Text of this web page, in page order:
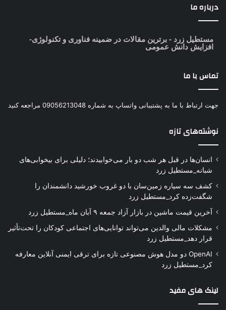
درباره ما
مستطیل زرد - برترین مقالات در ضمینه فناوری و تکنولوژی-
افزایش دانش عمومی
تماس با ما
جهت ارتباط با ما به پشتیبانی واتساپ به شماره 09056213048 مراجعه کنید
نوشته‌های تازه
انسان‌ها در قبل هر شب دو بار می‌خوابیدند؛ دلیلی برای بیخوابی‌های
شبانه_مستطیل زرد
کشف سه سیاره زمین‌سان با دو غروب خورشید دانشمندان را
شگفت‌زده کرد_مستطیل زرد
آخرین قیمت ماشین در بازار آزاد جمعه ۹ آبان ماه_مستطیل زرد
مشکلات مالی والدین می‌تواند توانایی‌های اجتماعی کودکان را تحت‌تأثیر
قرار دهد_مستطیل زرد
OpenAI دو مدل هوش مصنوعی تازه برای ترقی ایمنی آنلاین معارفه
کرد_مستطیل زرد
لینک های مفید